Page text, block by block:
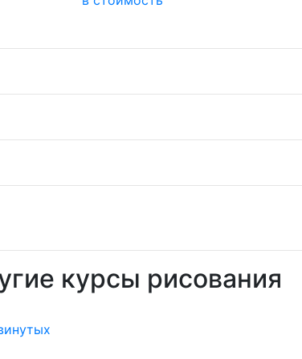
курсы рисования